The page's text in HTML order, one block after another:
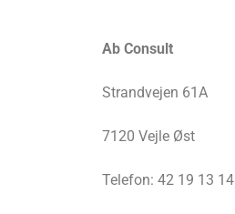
Ab Consult
Strandvejen 61A
7120 Vejle Øst
Telefon: 42 19 13 14